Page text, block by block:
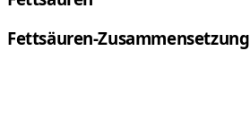
Fettsäuren-Zusammensetzung